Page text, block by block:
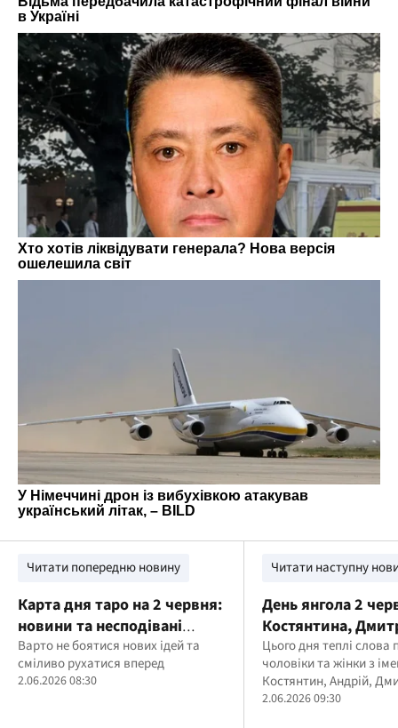
Читати попередню новину
Карта дня таро на 2 червня:
новини та несподівані
можливості
Варто не боятися нових ідей та
сміливо рухатися вперед
2.06.2026 08:30
Читати наступну
День янгола 2
Костянтина,
Уляни: традиції і
імен
Цього дня теплі
чоловіки та жінки з
Костянтин, Андрій,
Петро, Уляна, Марина
2.06.2026 09:30